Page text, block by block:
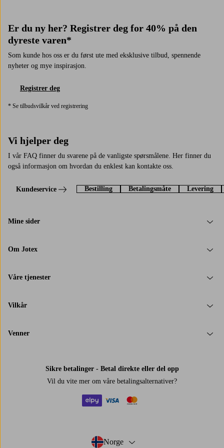
Er du ny her? Registrer deg for 40% på den
dyreste varen*
Som kunde hos oss er du først ute med eksklusive tilbud, spennende
nyheter og mye inspirasjon.
Registrer deg
* Se tilbudsvilkår ved registrering
Vi hjelper deg
I vår FAQ finner du svarene på de vanligste spørsmålene. Her finner du
også informasjon om hvordan du enklest kan kontakte oss.
Kundeservice Bestilling Betalingsmåte Levering
Mine sider
Om Jotex
Våre tjenester
Vilkår
Venner
Sikre betalinger - Betal direkte eller del opp
Vil du vite mer om våre betalingsalternativer?
Norge
- Velg land